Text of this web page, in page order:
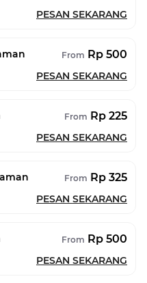
PESAN SEKARANG
From Rp 500
PESAN SEKARANG
From Rp 225
PESAN SEKARANG
From Rp 325
PESAN SEKARANG
From Rp 500
PESAN SEKARANG